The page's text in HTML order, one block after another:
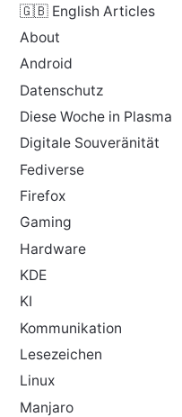
🇬🇧 English Articles
About
Android
Datenschutz
Diese Woche in Plasma
Digitale Souveränität
Fediverse
Firefox
Gaming
Hardware
KDE
KI
Kommunikation
Lesezeichen
Linux
Manjaro